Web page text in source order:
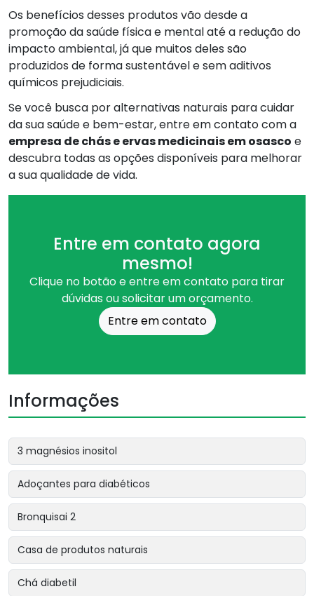
Os benefícios desses produtos vão desde a
promoção da saúde física e mental até a redução do
impacto ambiental, já que muitos deles são
produzidos de forma sustentável e sem aditivos
químicos prejudiciais.
Se você busca por alternativas naturais para cuidar
da sua saúde e bem-estar, entre em contato com a
empresa de chás e ervas medicinais em osasco e
descubra todas as opções disponíveis para melhorar
a sua qualidade de vida.
Entre em contato agora
mesmo!
Clique no botão e entre em contato para tirar
dúvidas ou solicitar um orçamento.
Entre em contato
Informações
3 magnésios inositol
Adoçantes para diabéticos
Bronquisai 2
Casa de produtos naturais
Chá diabetil